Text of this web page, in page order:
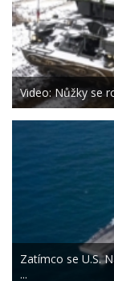
Video: Nůžky se
Zatímco se U.S.
...